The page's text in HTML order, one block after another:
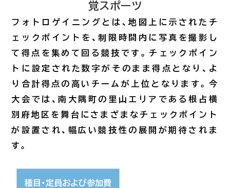
#バンガロー
#川北・川南エリア
#夕日がきれい
#根占エリア
第1駐車場空あり
雄川の滝
第1駐車場空あり
覚スポーツ
フォトロゲイニングとは、地図上に示されたチ
ェックポイントを、制限時間内に写真を撮影し
て得点を集めて回る競技です。チェックポイン
トに設定された数字がそのまま得点となり、よ
り合計得点の高いチームが上位となります。今
大会では、南大隅町の里山エリアである根占横
別府地区を舞台にさまざまなチェックポイント
が設置され、幅広い競技性の展開が期待されま
す。
種目・定員および参加費